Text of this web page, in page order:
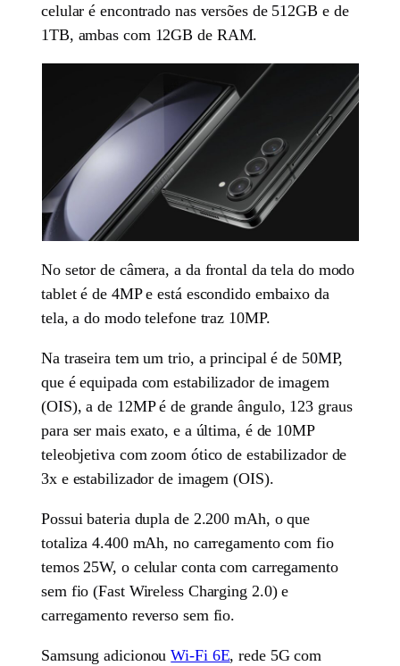
celular é encontrado nas versões de 512GB e de
1TB, ambas com 12GB de RAM.
No setor de câmera, a da frontal da tela do modo
tablet é de 4MP e está escondido embaixo da
tela, a do modo telefone traz 10MP.
Na traseira tem um trio, a principal é de 50MP,
que é equipada com estabilizador de imagem
(OIS), a de 12MP é de grande ângulo, 123 graus
para ser mais exato, e a última, é de 10MP
teleobjetiva com zoom ótico de estabilizador de
3x e estabilizador de imagem (OIS).
Possui bateria dupla de 2.200 mAh, o que
totaliza 4.400 mAh, no carregamento com fio
temos 25W, o celular conta com carregamento
sem fio (Fast Wireless Charging 2.0) e
carregamento reverso sem fio.
Samsung adicionouWi-Fi 6E, rede 5G com